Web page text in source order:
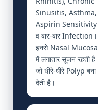
Sinusitis, Asthma,
Aspirin Sensitivity
व बार-बार Infection।
इनसे Nasal Mucosa
में लगातार सूजन रहती है
जो धीरे-धीरे Polyp बना
देती है।